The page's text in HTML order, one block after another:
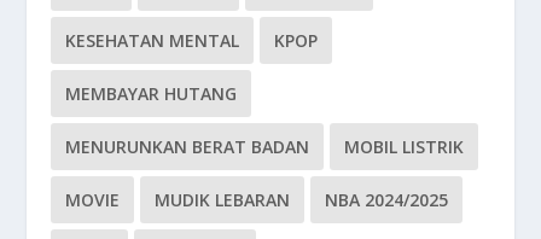
KESEHATAN MENTAL KPOP
MEMBAYAR HUTANG
MENURUNKAN BERAT BADAN MOBIL LISTRIK
MOVIE MUDIK LEBARAN NBA 2024/2025